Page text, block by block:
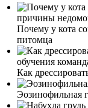
Почему у кота
питомца
Как
Эозинофильная